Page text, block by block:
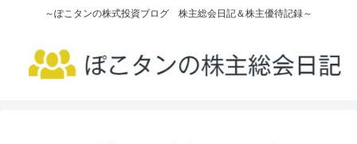
～ぽこタンの株式投資ブログ 株主総会日記＆株主優待記録～